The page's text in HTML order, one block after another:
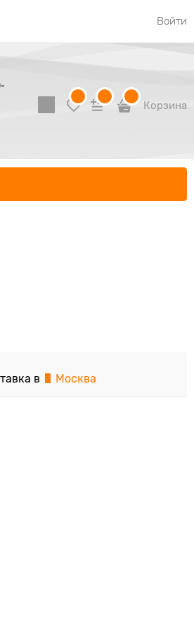
Войти
Корзина
в Москва